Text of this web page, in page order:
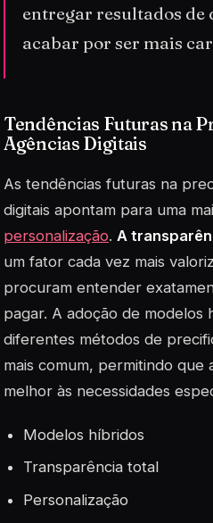
entregar resultados de
acabar por ser mais
Tendências Futuras na
Agências Digitais
As tendências futuras na
digitais apontam para uma
personalização. A
um fator cada vez mais
procuram entender
pagar. A adoção de modelos
diferentes métodos de
mais comum, permitindo que
melhor às necessidades
Modelos híbridos
Transparência total
Personalização